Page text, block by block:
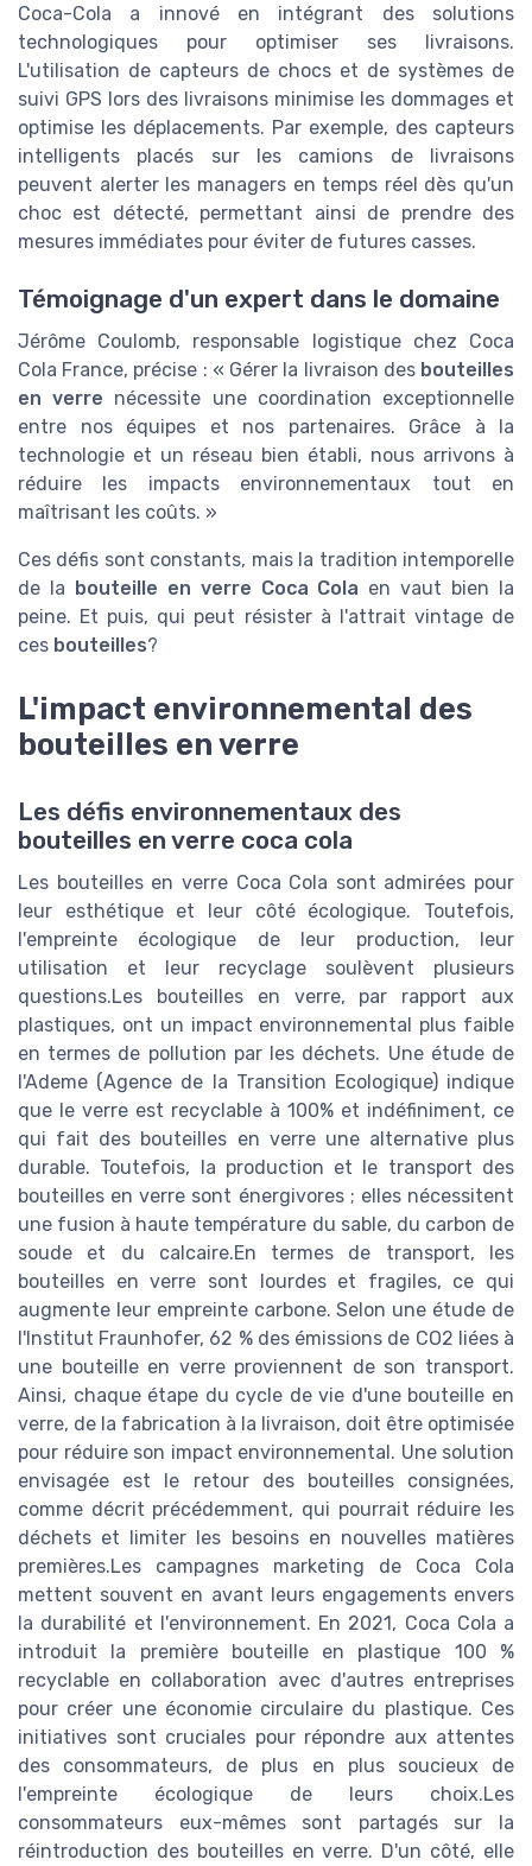
Coca-Cola a innové en intégrant des solutions
technologiques pour optimiser ses livraisons.
L'utilisation de capteurs de chocs et de systèmes de
suivi GPS lors des livraisons minimise les dommages et
optimise les déplacements. Par exemple, des capteurs
intelligents placés sur les camions de livraisons
peuvent alerter les managers en temps réel dès qu'un
choc est détecté, permettant ainsi de prendre des
mesures immédiates pour éviter de futures casses.
Témoignage d'un expert dans le domaine
Jérôme Coulomb, responsable logistique chez Coca
Cola France, précise : « Gérer la livraison des bouteilles
en verre nécessite une coordination exceptionnelle
entre nos équipes et nos partenaires. Grâce à la
technologie et un réseau bien établi, nous arrivons à
réduire les impacts environnementaux tout en
maîtrisant les coûts. »
Ces défis sont constants, mais la tradition intemporelle
de la
bouteille en verre Coca Cola en vaut bien la
peine. Et puis, qui peut résister à l'attrait vintage de
ces bouteilles?
L'impact environnemental des
bouteilles en verre
Les défis environnementaux des
bouteilles en verre coca cola
Les bouteilles en verre Coca Cola sont admirées pour
leur esthétique et leur côté écologique. Toutefois,
l'empreinte écologique de leur production, leur
utilisation et leur recyclage soulèvent plusieurs
questions.Les bouteilles en verre, par rapport aux
plastiques, ont un impact environnemental plus faible
en termes de pollution par les déchets. Une étude de
l'Ademe (Agence de la Transition Ecologique) indique
que le verre est recyclable à 100% et indéfiniment, ce
qui fait des bouteilles en verre une alternative plus
durable. Toutefois, la production et le transport des
bouteilles en verre sont énergivores ; elles nécessitent
une fusion à haute température du sable, du carbon de
soude et du calcaire.En termes de transport, les
bouteilles en verre sont lourdes et fragiles, ce qui
augmente leur empreinte carbone. Selon une étude de
l'Institut Fraunhofer, 62 % des émissions de CO2 liées à
une bouteille en verre proviennent de son transport.
Ainsi, chaque étape du cycle de vie d'une bouteille en
verre, de la fabrication à la livraison, doit être optimisée
pour réduire son impact environnemental. Une solution
envisagée est le retour des bouteilles consignées,
comme décrit précédemment, qui pourrait réduire les
déchets et limiter les besoins en nouvelles matières
premières.Les campagnes marketing de Coca Cola
mettent souvent en avant leurs engagements envers
la durabilité et l'environnement. En 2021, Coca Cola a
introduit la première bouteille en plastique 100 %
recyclable en collaboration avec d'autres entreprises
pour créer une économie circulaire du plastique. Ces
initiatives sont cruciales pour répondre aux attentes
des consommateurs, de plus en plus soucieux de
l'empreinte écologique de leurs choix.Les
consommateurs eux-mêmes sont partagés sur la
réintroduction des bouteilles en verre. D'un côté, elle